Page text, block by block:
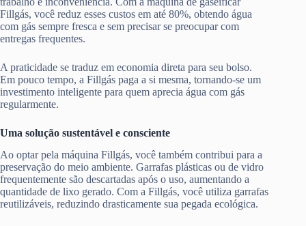
Fillgás, você reduz esses custos em até 80%, obtendo água
com gás sempre fresca e sem precisar se preocupar com
entregas frequentes.
A praticidade se traduz em economia direta para seu bolso.
Em pouco tempo, a Fillgás paga a si mesma, tornando-se um
investimento inteligente para quem aprecia água com gás
regularmente.
Uma solução sustentável e consciente
Ao optar pela máquina Fillgás, você também contribui para a
preservação do meio ambiente. Garrafas plásticas ou de vidro
frequentemente são descartadas após o uso, aumentando a
quantidade de lixo gerado. Com a Fillgás, você utiliza garrafas
reutilizáveis, reduzindo drasticamente sua pegada ecológica.